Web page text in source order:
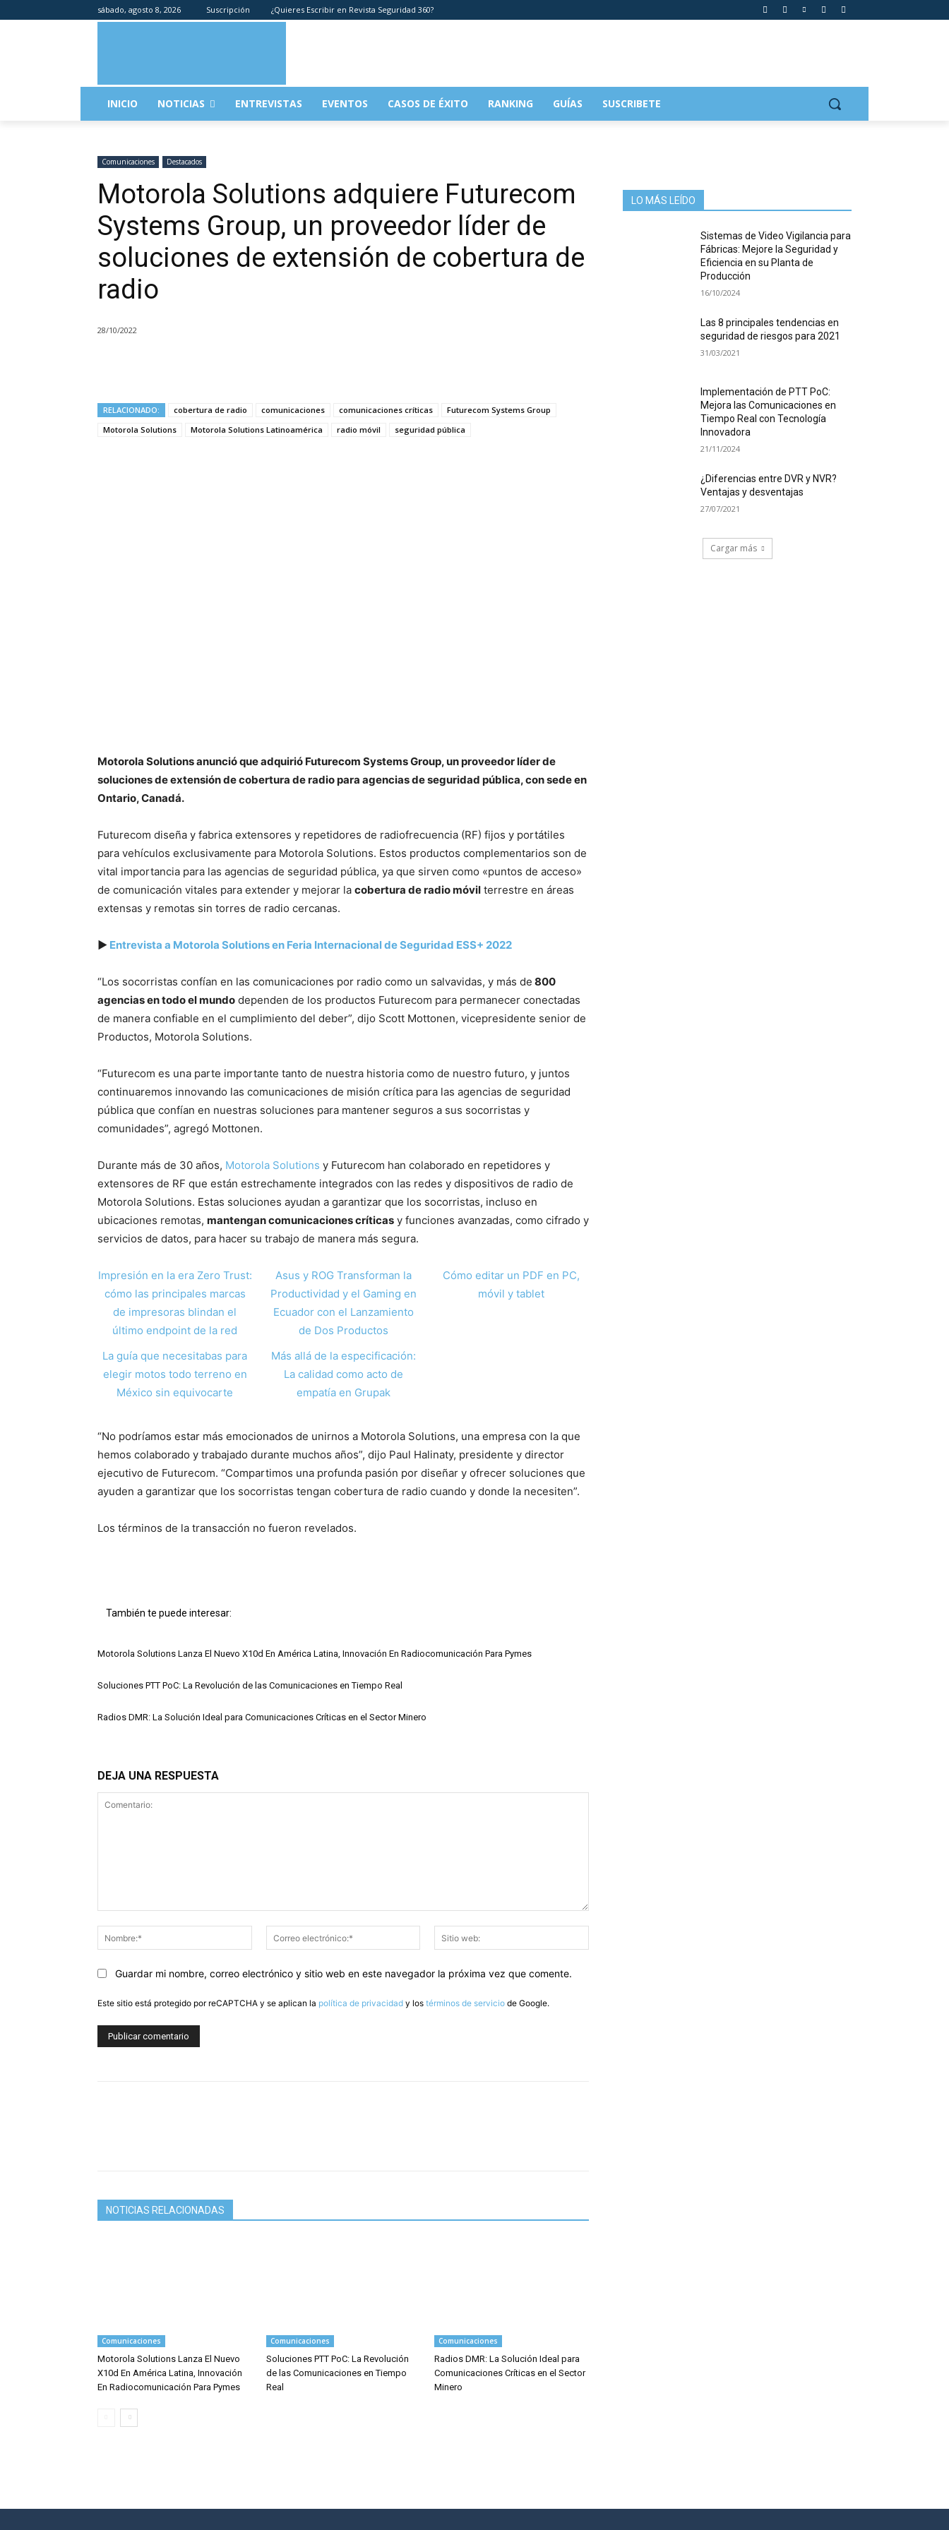
sábado, agosto 8, 2026 Suscripción ¿Quieres Escribir en Revista Seguridad 360?
INICIO NOTICIAS ENTREVISTAS EVENTOS CASOS DE ÉXITO RANKING GUÍAS SUSCRIBETE
Comunicaciones Destacados
Motorola Solutions adquiere Futurecom
Systems Group, un proveedor líder de
soluciones de extensión de cobertura de
radio
28/10/2022
RELACIONADO: cobertura de radio comunicaciones comunicaciones críticas
Futurecom Systems Group
Motorola Solutions
Motorola Solutions Latinoamérica radio móvil seguridad pública
Motorola Solutions anunció que adquirió Futurecom Systems Group, un proveedor líder de
soluciones de extensión de cobertura de radio para agencias de seguridad pública, con sede en
Ontario, Canadá.
Futurecom diseña y fabrica extensores y repetidores de radiofrecuencia (RF) fijos y portátiles
para vehículos exclusivamente para Motorola Solutions. Estos productos complementarios son de
vital importancia para las agencias de seguridad pública, ya que sirven como «puntos de acceso»
de comunicación vitales para extender y mejorar la cobertura de radio móvil terrestre en áreas
extensas y remotas sin torres de radio cercanas.
▶ Entrevista a Motorola Solutions en Feria Internacional de Seguridad ESS+ 2022
“Los socorristas confían en las comunicaciones por radio como un salvavidas, y más de 800
agencias en todo el mundo dependen de los productos Futurecom para permanecer conectadas
de manera confiable en el cumplimiento del deber”, dijo Scott Mottonen, vicepresidente senior de
Productos, Motorola Solutions.
“Futurecom es una parte importante tanto de nuestra historia como de nuestro futuro, y juntos
continuaremos innovando las comunicaciones de misión crítica para las agencias de seguridad
pública que confían en nuestras soluciones para mantener seguros a sus socorristas y
comunidades”, agregó Mottonen.
Durante más de 30 años, Motorola Solutions y Futurecom han colaborado en repetidores y
extensores de RF que están estrechamente integrados con las redes y dispositivos de radio de
Motorola Solutions. Estas soluciones ayudan a garantizar que los socorristas, incluso en
ubicaciones remotas, mantengan comunicaciones críticas y funciones avanzadas, como cifrado y
servicios de datos, para hacer su trabajo de manera más segura.
Impresión en la era Zero Trust:
cómo las principales marcas
de impresoras blindan el
último endpoint de la red
Asus y ROG Transforman la
Productividad y el Gaming en
Ecuador con el Lanzamiento
de Dos Productos
Cómo editar un PDF en PC,
móvil y tablet
La guía que necesitabas para
elegir motos todo terreno en
México sin equivocarte
Más allá de la especificación:
La calidad como acto de
empatía en Grupak
“No podríamos estar más emocionados de unirnos a Motorola Solutions, una empresa con la que
hemos colaborado y trabajado durante muchos años”, dijo Paul Halinaty, presidente y director
ejecutivo de Futurecom. “Compartimos una profunda pasión por diseñar y ofrecer soluciones que
ayuden a garantizar que los socorristas tengan cobertura de radio cuando y donde la necesiten”.
Los términos de la transacción no fueron revelados.
También te puede interesar:
Motorola Solutions Lanza El Nuevo X10d En América Latina, Innovación En Radiocomunicación Para Pymes
Soluciones PTT PoC: La Revolución de las Comunicaciones en Tiempo Real
Radios DMR: La Solución Ideal para Comunicaciones Críticas en el Sector Minero
DEJA UNA RESPUESTA
Nombre:*
Correo
electrónico:*
web:
Guardar mi nombre, correo electrónico y sitio web en este navegador la próxima vez que comente.
Este sitio está protegido por reCAPTCHA y se aplican la política de privacidad y los términos de servicio de Google.
NOTICIAS RELACIONADAS
Comunicaciones
Motorola Solutions Lanza El Nuevo
X10d En América Latina, Innovación
En Radiocomunicación Para Pymes
Comunicaciones
Soluciones PTT PoC: La Revolución
de las Comunicaciones en Tiempo
Real
Comunicaciones
Radios DMR: La Solución Ideal para
Comunicaciones Críticas en el Sector
Minero
LO MÁS LEÍDO
Sistemas de Video Vigilancia para
Fábricas: Mejore la Seguridad y
Eficiencia en su Planta de
Producción
16/10/2024
Las 8 principales tendencias en
seguridad de riesgos para 2021
31/03/2021
Implementación de PTT PoC:
Mejora las Comunicaciones en
Tiempo Real con Tecnología
Innovadora
21/11/2024
¿Diferencias entre DVR y NVR?
Ventajas y desventajas
27/07/2021
Cargar más